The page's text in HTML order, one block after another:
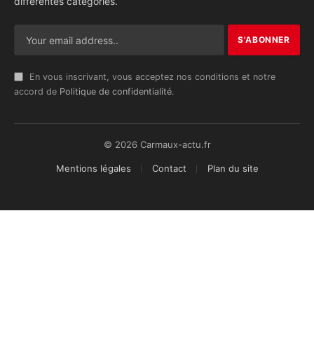
En vous inscrivant, vous acceptez nos conditions et notre
accord de Politique de confidentialité.
© 2026 Carmaux-actu.fr
Mentions légales Contact Plan du site